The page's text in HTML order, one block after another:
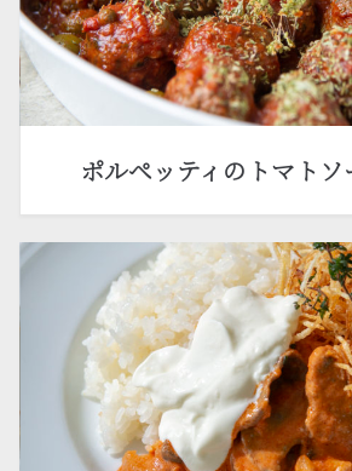
ポルペッティのトマト